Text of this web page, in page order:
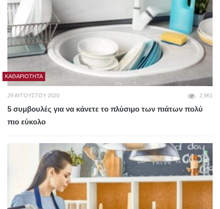
ΚΑΘΑΡΙΌΤΗΤΑ
29 ΑΥΓΟΎΣΤΟΥ 2020 2,961
5 συμβουλές για να κάνετε το πλύσιμο των πιάτων πολύ
πιο εύκολο